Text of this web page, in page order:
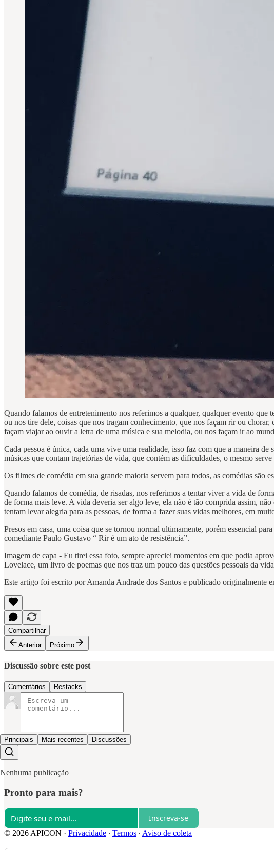
Quando falamos de entretenimento nos referimos a qualquer, qualquer evento que
ou nos tire dele, coisas que nos tragam conhecimento, que nos façam rir ou
façam viajar ao ouvir a letra de uma música e sua melodia, ou nos façam ir ao
Cada pessoa é única, cada uma vive uma realidade, isso faz com que a maneira
músicas que contam trajetórias de vida, que contém as dificuldades, o mesmo
Os filmes de comédia em sua grande maioria servem para todos, as comédias são
Quando falamos de comédia, de risadas, nos referimos a tentar viver a vida de
de forma mais leve. A vida deveria ser algo leve, ela não é tão comprida assim,
tentam levar alegria para as pessoas, de forma a fazer suas vidas melhores, em
Presos em casa, uma coisa que se tornou normal ultimamente, porém essencial
comediante Paulo Gustavo “ Rir é um ato de resistência”.
Imagem de capa - Eu tirei essa foto, sempre apreciei momentos em que podia
Lovelace, um livro de poemas que nos traz um pouco das questões pessoais da
Este artigo foi escrito por Amanda Andrade dos Santos e publicado originalmente
Compartilhar
Anterior
Próximo
Discussão sobre este post
Comentários Restacks
Principais Mais recentes Discussões
Nenhuma publicação
Pronto para mais?
Inscreva-se
© 2026 APICON · Privacidade ∙ Termos ∙ Aviso de coleta